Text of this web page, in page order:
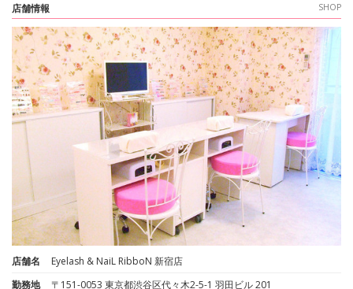
店舗情報 SHOP
店舗名
Eyelash & NaiL RibboN 新宿店
勤務地
〒151-0053 東京都渋谷区代々木2-5-1 羽田ビル 201